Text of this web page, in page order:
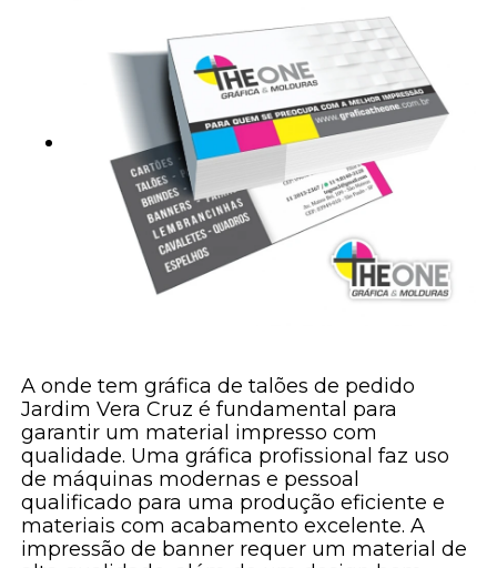
A onde tem gráfica de talões de pedido
Jardim Vera Cruz é fundamental para
garantir um material impresso com
qualidade. Uma gráfica profissional faz uso
de máquinas modernas e pessoal
qualificado para uma produção eficiente e
materiais com acabamento excelente. A
impressão de banner requer um material de